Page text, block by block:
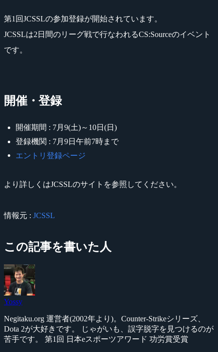
第1回JCSSLの参加登録が開始されています。
JCSSLは2日間のリーグ戦で行なわれるCS:Sourceのイベント
です。
開催・登録
開催期間 : 7月9(土)～10日(日)
登録機関 : 7月9日午前7時まで
エントリ登録ページ
より詳しくはJCSSLのサイトを参照してください。
情報元 : JCSSL
この記事を書いた人
Yossy
Negitaku.org 運営者(2002年より)。Counter-Strikeシリーズ、
Dota 2が大好きです。 じゃがいも、誤字脱字を見つけるのが
苦手です。 第1回 日本eスポーツアワード 功労賞受賞